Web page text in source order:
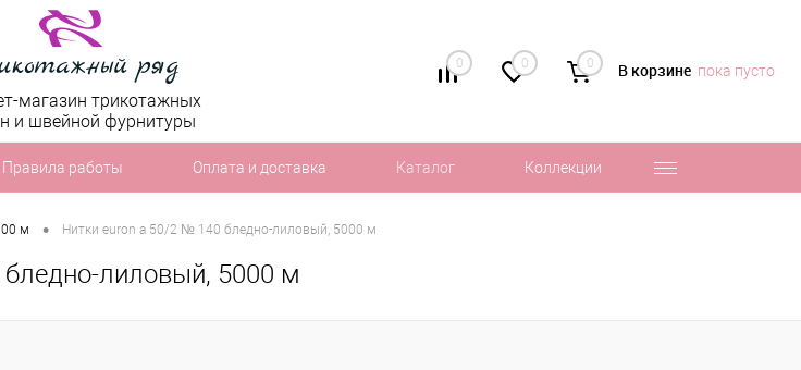
0 0 0 В корзине пока пусто
магазин трикотажных
и швейной фурнитуры
Правила работы Оплата и доставка Каталог Коллекции
м • Нитки euron a 50/2 № 140 бледно-лиловый, 5000 м
лиловый, 5000 м